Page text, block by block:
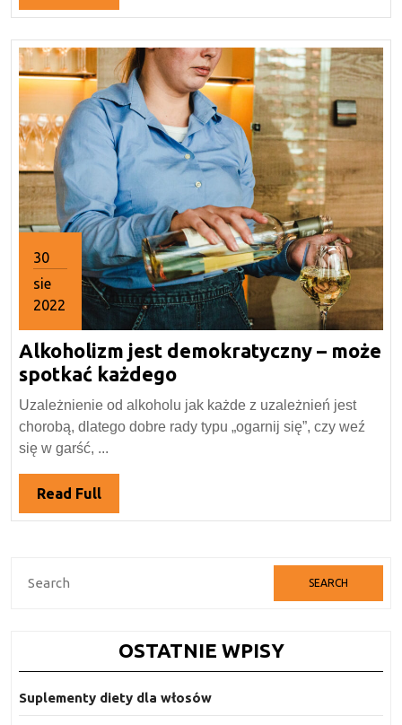
Full
30
sie
2022
sierpnia
2022
Alkoholizm jest demokratyczny – może
spotkać każdegoAlkoholizm
jest
demokratyczny
Uzależnienie od alkoholu jak każde z uzależnień jest
chorobą, dlatego dobre rady typu „ogarnij się”, czy weź
się w garść, ...
Read FullRead
Full
Search
OSTATNIE WPISY
Suplementy diety dla włosów